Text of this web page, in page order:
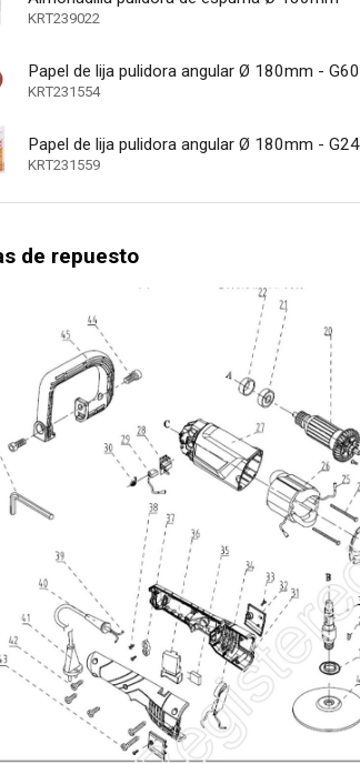
de carbono de cambio rápido
del cable de bola giratorio
arranque suave
de potencia
de rotación (n) máx
general
KRT239022
KRT231554
KRT231559
de repuesto